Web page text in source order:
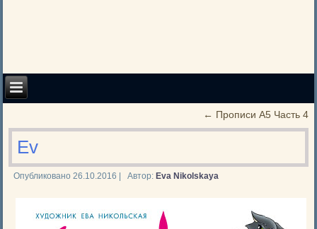
← Прописи А5 Часть 4
Ev
Опубликовано 26.10.2016 Автор: Eva Nikolskaya